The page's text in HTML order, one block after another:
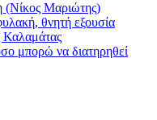
(Νίκος Μαριώτης)
θνητή εξουσία
Καλαμάτας
μπορώ να διατηρηθεί